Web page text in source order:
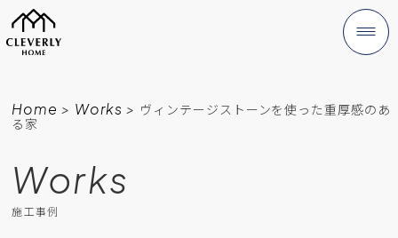
Home > Works > ヴィンテージストーンを使った重厚感のあ
る家
Works
施工事例